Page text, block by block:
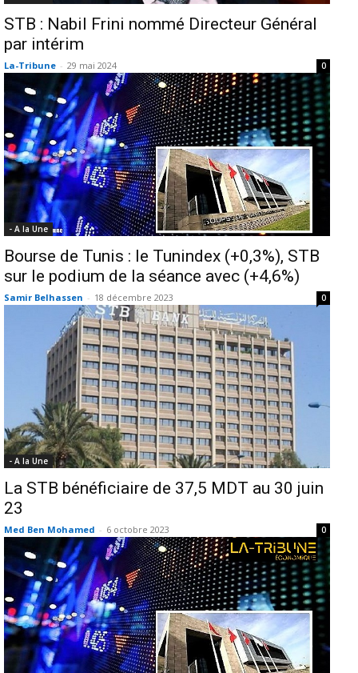
STB : Nabil Frini nommé Directeur Général
par intérim
La-Tribune - 29 mai 2024 0
- A la Une
Bourse de Tunis : le Tunindex (+0,3%), STB
sur le podium de la séance avec (+4,6%)
Samir Belhassen - 18 décembre 2023 0
- A la Une
La STB bénéficiaire de 37,5 MDT au 30 juin
23
Med Ben Mohamed - 6 octobre 2023 0